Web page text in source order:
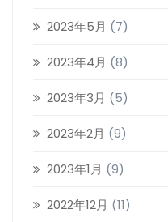
2023年5月 (7)
2023年4月 (8)
2023年3月 (5)
2023年2月 (9)
2023年1月 (9)
2022年12月 (11)